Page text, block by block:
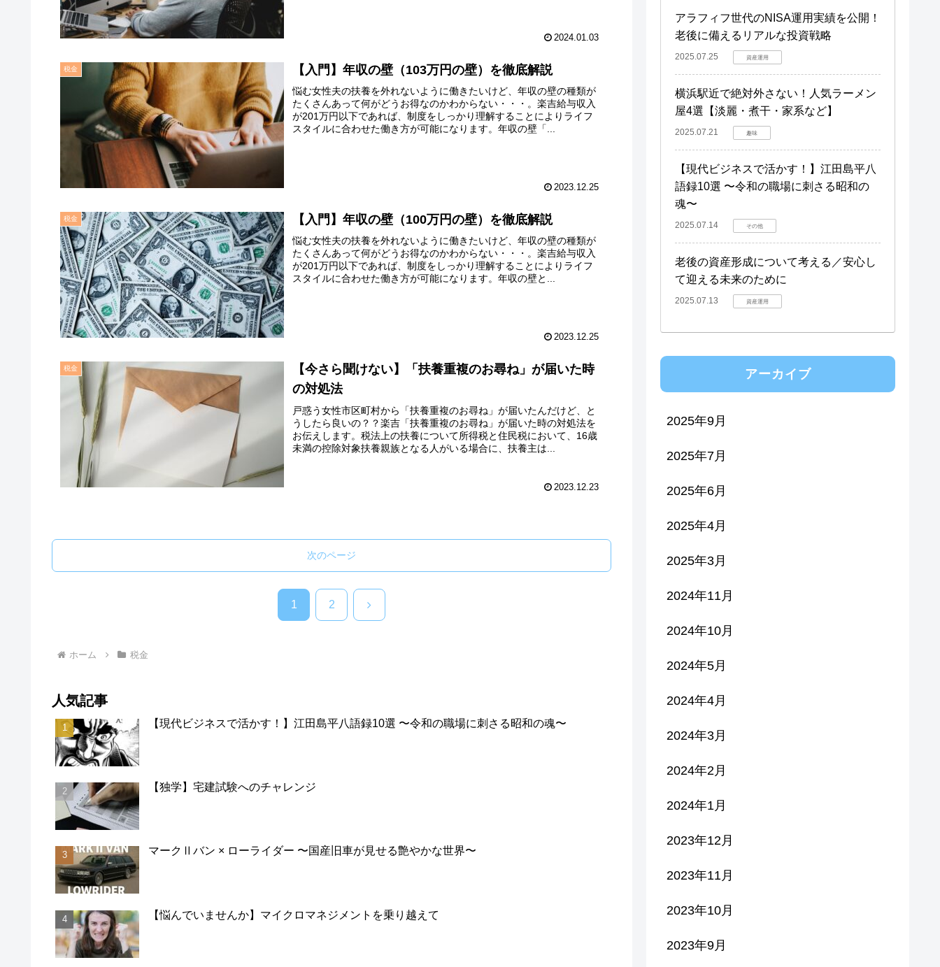
2024.01.03
税金 【入門】年収の壁（103万円の壁）を徹底解説
悩む女性夫の扶養を外れないように働きたいけど、年収の壁の種類が
たくさんあって何がどうお得なのかわからない・・・。楽吉給与収入
が201万円以下であれば、制度をしっかり理解することによりライフ
スタイルに合わせた働き方が可能になります。年収の壁「...
2023.12.25
税金 【入門】年収の壁（100万円の壁）を徹底解説
悩む女性夫の扶養を外れないように働きたいけど、年収の壁の種類が
たくさんあって何がどうお得なのかわからない・・・。楽吉給与収入
が201万円以下であれば、制度をしっかり理解することによりライフ
スタイルに合わせた働き方が可能になります。年収の壁と...
2023.12.25
税金
【今さら聞けない】「扶養重複のお尋ね」が届いた時
の対処法
戸惑う女性市区町村から「扶養重複のお尋ね」が届いたんだけど、と
うしたら良いの？？楽吉「扶養重複のお尋ね」が届いた時の対処法を
お伝えします。税法上の扶養について所得税と住民税において、16歳
未満の控除対象扶養親族となる人がいる場合に、扶養主は...
2023.12.23
次のページ
1 2 次
ホーム 税金
人気記事
【現代ビジネスで活かす！】江田島平八語録10選 〜令和の職場に刺さる昭和の魂〜
【独学】宅建試験へのチャレンジ
マークⅡバン × ローライダー 〜国産旧車が見せる艶やかな世界〜
【悩んでいませんか】マイクロマネジメントを乗り越えて
アラフィフ世代のNISA運用実績を公開！
老後に備えるリアルな投資戦略
2025.07.25 資産運用
横浜駅近で絶対外さない！人気ラーメン
屋4選【淡麗・煮干・家系など】
2025.07.21 趣味
【現代ビジネスで活かす！】江田島平八
語録10選 〜令和の職場に刺さる昭和の
魂〜
2025.07.14 その他
老後の資産形成について考える／安心し
て迎える未来のために
2025.07.13 資産運用
アーカイブ
2025年9月
2025年7月
2025年6月
2025年4月
2025年3月
2024年11月
2024年10月
2024年5月
2024年4月
2024年3月
2024年2月
2024年1月
2023年12月
2023年11月
2023年10月
2023年9月